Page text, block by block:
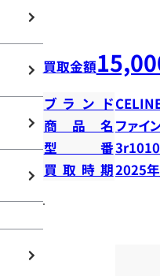
買取金額
ブランド
商品名 ファイ
型番
買取時期2025